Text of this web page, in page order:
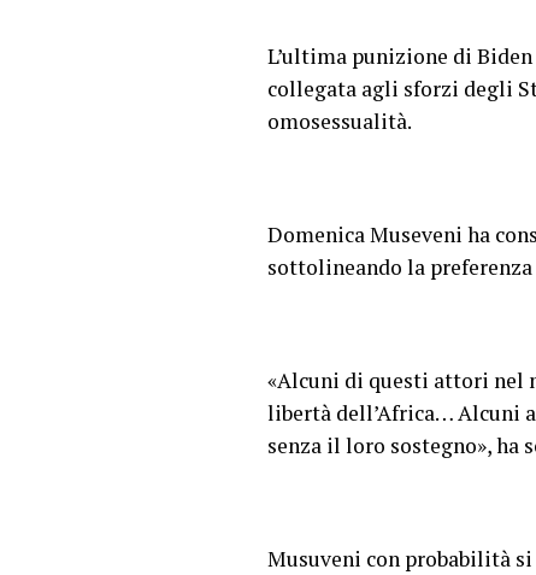
L’ultima punizione di
collegata agli sforzi degli
omosessualità.
Domenica Museveni ha
sottolineando la
«Alcuni di questi attori nel
libertà dell’Africa… Alcuni
senza il loro sostegno», ha
Musuveni con probabilità